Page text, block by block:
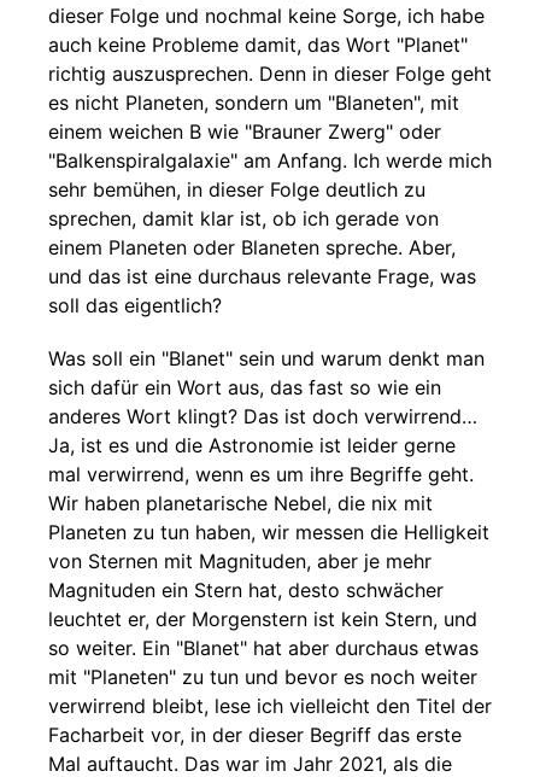
dieser Folge und nochmal keine Sorge, ich habe
auch keine Probleme damit, das Wort "Planet"
richtig auszusprechen. Denn in dieser Folge geht
es nicht Planeten, sondern um "Blaneten", mit
einem weichen B wie "Brauner Zwerg" oder
"Balkenspiralgalaxie" am Anfang. Ich werde mich
sehr bemühen, in dieser Folge deutlich zu
sprechen, damit klar ist, ob ich gerade von
einem Planeten oder Blaneten spreche. Aber,
und das ist eine durchaus relevante Frage, was
soll das eigentlich?
Was soll ein "Blanet" sein und warum denkt man
sich dafür ein Wort aus, das fast so wie ein
anderes Wort klingt? Das ist doch verwirrend…
Ja, ist es und die Astronomie ist leider gerne
mal verwirrend, wenn es um ihre Begriffe geht.
Wir haben planetarische Nebel, die nix mit
Planeten zu tun haben, wir messen die Helligkeit
von Sternen mit Magnituden, aber je mehr
Magnituden ein Stern hat, desto schwächer
leuchtet er, der Morgenstern ist kein Stern, und
so weiter. Ein "Blanet" hat aber durchaus etwas
mit "Planeten" zu tun und bevor es noch weiter
verwirrend bleibt, lese ich vielleicht den Titel der
Facharbeit vor, in der dieser Begriff das erste
Mal auftaucht. Das war im Jahr 2021, als die